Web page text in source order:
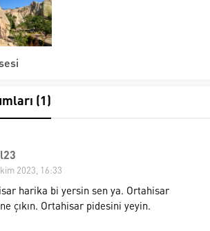
(1)
2023, 16:33
harika bi yersin sen ya. Ortahisar
çıkın. Ortahisar pidesini yeyin.